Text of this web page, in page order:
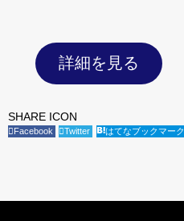
詳細を見る
SHARE ICON
Facebook Twitter はてなブックマーク